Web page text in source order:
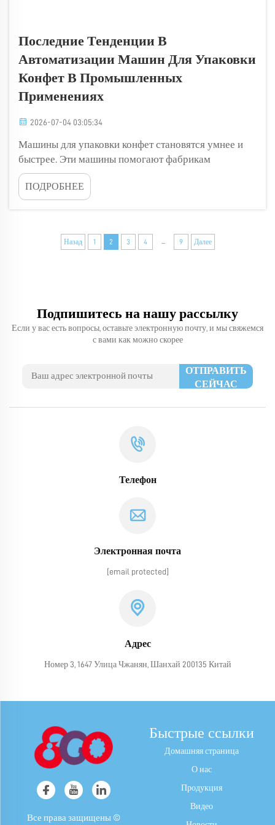
Последние Тенденции В
Автоматизации Машин Для Упаковки
Конфет В Промышленных
Применениях
2026-07-04 03:05:34
Машины для упаковки конфет становятся умнее и
быстрее. Эти машины помогают фабрикам
упаковывать конфеты, сохраняя их свежесть для
потребителей. Компания Golden Orient Machinery
возглавляет эти изменения. Новые технологии
конфет и шоколада работать с меньшими...
ПОДРОБНЕЕ
Назад 1 2 3 4 9 Далее
Подпишитесь на нашу рассылку
Если у вас есть вопросы, оставьте электронную почту, и мы свяжемся
с вами как можно скорее
ОТПРАВИТЬ
СЕЙЧАС
Телефон
Электронная почта
[email protected]
Адрес
Номер 3, 1647 Улица Чжанян, Шанхай 200135 Китай
Все права защищены ©
Быстрые ссылки
Домашняя страница
О нас
Продукция
Видео